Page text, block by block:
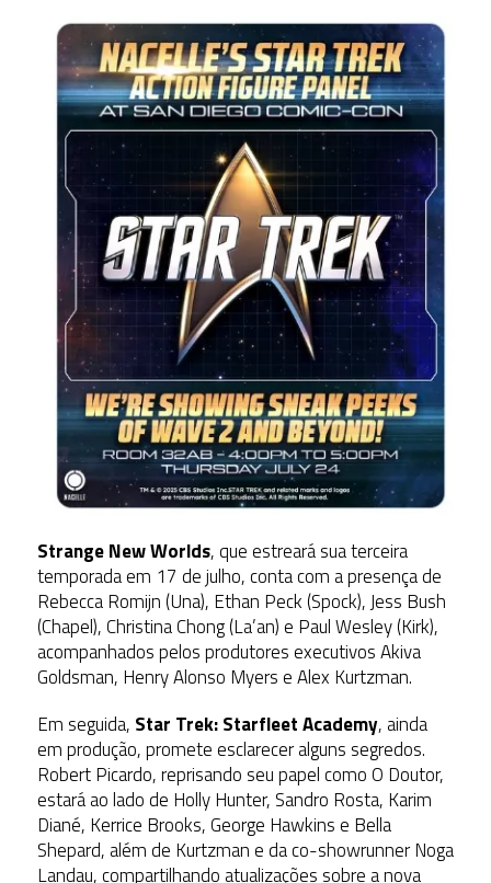
Strange New Worlds, que estreará sua terceira
temporada em 17 de julho, conta com a presença de
Rebecca Romijn (Una), Ethan Peck (Spock), Jess Bush
(Chapel), Christina Chong (La’an) e Paul Wesley (Kirk),
acompanhados pelos produtores executivos Akiva
Goldsman, Henry Alonso Myers e Alex Kurtzman.
Em seguida, Star Trek: Starfleet Academy, ainda
em produção, promete esclarecer alguns segredos.
Robert Picardo, reprisando seu papel como O Doutor,
estará ao lado de Holly Hunter, Sandro Rosta, Karim
Diané, Kerrice Brooks, George Hawkins e Bella
Shepard, além de Kurtzman e da co-showrunner Noga
Landau, compartilhando atualizações sobre a nova